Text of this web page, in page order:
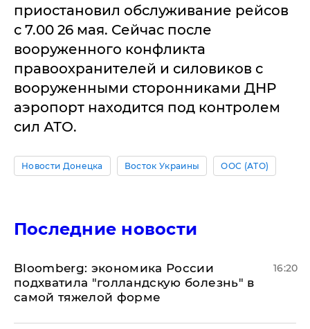
приостановил обслуживание рейсов
с 7.00 26 мая. Сейчас после
вооруженного конфликта
правоохранителей и силовиков с
вооруженными сторонниками ДНР
аэропорт находится под контролем
сил АТО.
Новости Донецка Восток Украины ООС (АТО)
Последние новости
Bloomberg: экономика России
подхватила "голландскую болезнь" в
самой тяжелой форме
16:20